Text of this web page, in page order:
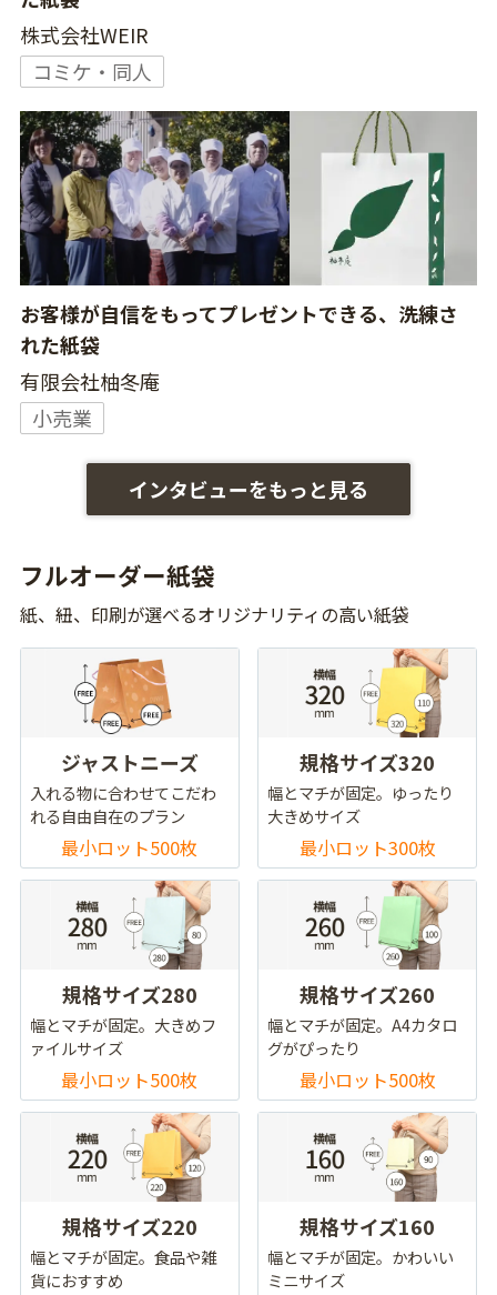
株式会社WEIR
コミケ・同人
お客様が自信をもってプレゼントできる、洗練さ
れた紙袋
有限会社柚冬庵
小売業
インタビューをもっと見る
フルオーダー紙袋
紙、紐、印刷が選べるオリジナリティの高い紙袋
ジャストニーズ
入れる物に合わせてこだわ
れる自由自在のプラン
最小ロット500枚
規格サイズ320
幅とマチが固定。ゆったり
大きめサイズ
最小ロット300枚
規格サイズ280
幅とマチが固定。大きめフ
ァイルサイズ
最小ロット500枚
規格サイズ260
幅とマチが固定。A4カタロ
グがぴったり
最小ロット500枚
規格サイズ220
幅とマチが固定。食品や雑
貨におすすめ
規格サイズ160
幅とマチが固定。かわいい
ミニサイズ